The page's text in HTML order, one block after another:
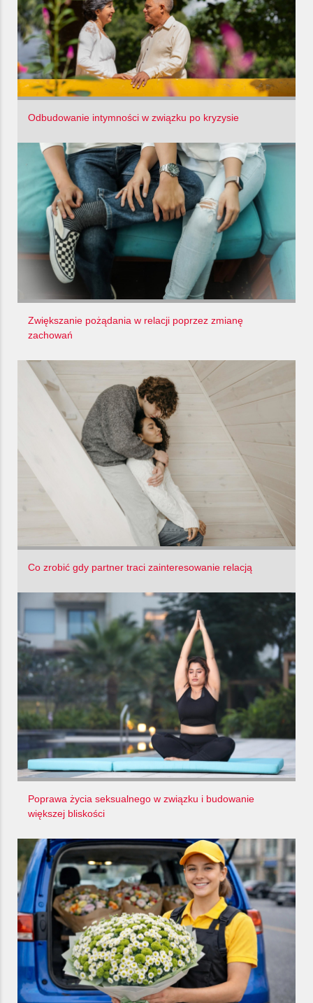
Odbudowanie intymności w związku po kryzysie
Zwiększanie pożądania w relacji poprzez zmianę
zachowań
Co zrobić gdy partner traci zainteresowanie relacją
Poprawa życia seksualnego w związku i budowanie
większej bliskości